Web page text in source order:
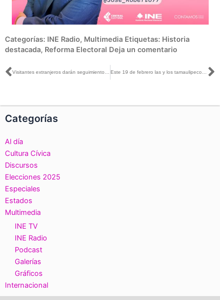
Categorías: INE Radio, Multimedia Etiquetas: Historia
destacada, Reforma Electoral Deja un comentario
Ant
Categorías
Al día
Cultura Cívica
Discursos
Elecciones 2025
Especiales
Estados
Multimedia
INE TV
INE Radio
Podcast
Galerías
Gráficos
Internacional